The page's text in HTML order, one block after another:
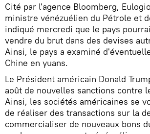
Cité par l'agence Bloomberg,
ministre vénézuélien du Pétrole et
indiqué mercredi que le pays
vendre du brut dans des devises
Ainsi, le pays a examiné
Chine en yuans.
Le Président américain Donald
août de nouvelles sanctions contre
Ainsi, les sociétés américaines se
de réaliser des transactions sur la
commercialiser de nouveaux bons